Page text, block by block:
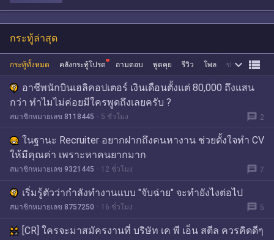
กระทู้ล่าสุด
กระทู้ทั้งหมด คลังกระทู้โปรด ถามตอบ พูดคุย รีวิว โพล ข่าว ซื้อขาย
 
อาชีพนักบินเฮลิคอปเตอร์ เงินเดือนตั้งแต่ 80,000 ถึงแสน
กว่า ทำไมไม่ค่อยมีใครพูดถึงเลยครับ ?
สมาชิกหมายเลข 8118445 5 ชั่วโมง message 2
ในฐานะ Recruiter อยากฝากถึงคนหางาน ช่วยตั้งใจทำ CV
ให้มีคุณค่า เพราะหาคนยากมาก
สมาชิกหมายเลข 9321445 12 ชั่วโมง message 7
เริ่มรู้ตัวว่ากำลังทำงานแบบ "จับฉ่าย" จะทำยังไงต่อไป
สมาชิกหมายเลข 8757250 16 ชั่วโมง message 5
[CR] ใครจะมาสมัครงานที่ บริษัท เค พี เอ็น สตีล ควรคิดดีๆ